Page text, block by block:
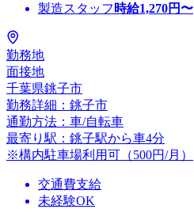
製造スタッフ 時給1,270円〜
勤務地
面接地
千葉県銚子市
勤務詳細：銚子市
通勤方法：車/自転車
最寄り駅：銚子駅から車4分
※構内駐車場利用可（500円/月）
交通費支給
未経験OK